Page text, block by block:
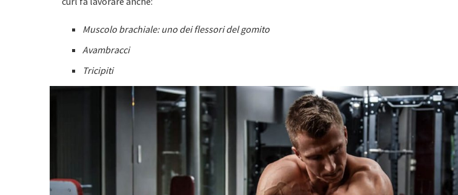
Muscolo brachiale: uno dei flessori del gomito
Avambracci
Tricipiti